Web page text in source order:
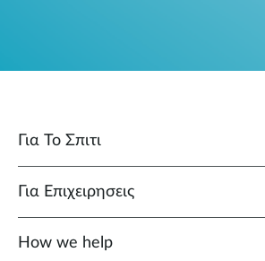
Για Το Σπιτι
Για Επιχειρησεις
How we help